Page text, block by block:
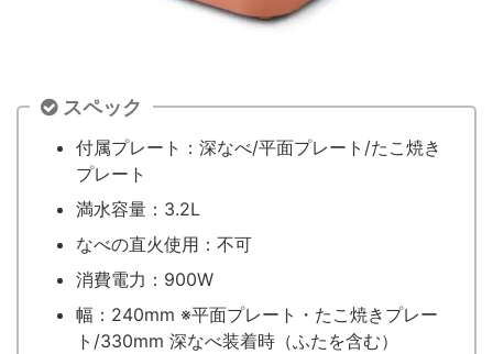
スペック
付属プレート：深なべ/平面プレート/たこ焼き
プレート
満水容量：3.2L
なべの直火使用：不可
消費電力：900W
幅：240mm ※平面プレート・たこ焼きプレー
ト/330mm 深なべ装着時（ふたを含む）